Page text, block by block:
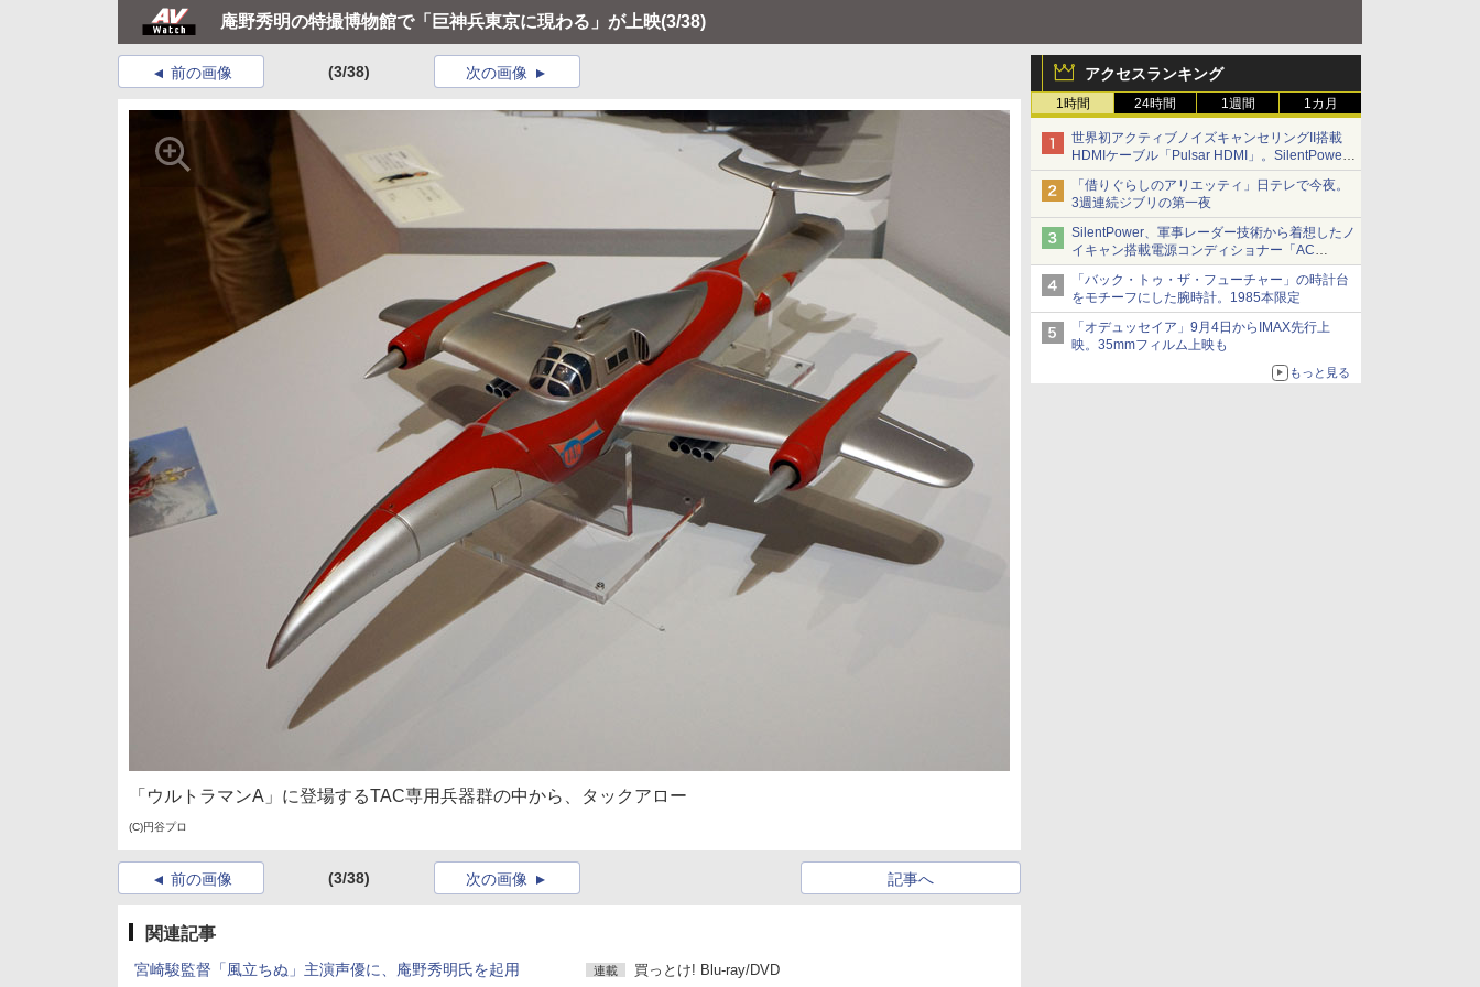
庵野秀明の特撮博物館で「巨神兵東京に現わる」が上映(3/38)
アクセスランキング
1時間 24時間 1週間 1カ月
世界初アクティブノイズキャンセリングII搭載
HDMIケーブル「Pulsar HDMI」。SilentPower
から
「借りぐらしのアリエッティ」日テレで今夜。
3週連続ジブリの第一夜
SilentPower、軍事レーダー技術から着想したノ
イキャン搭載電源コンディショナー「AC
iPurifier2」
「バック・トゥ・ザ・フューチャー」の時計台
をモチーフにした腕時計。1985本限定
「オデュッセイア」9月4日からIMAX先行上
映。35mmフィルム上映も
もっと見る
前の画像 (3/38) 次の画像
「ウルトラマンA」に登場するTAC専用兵器群の中から、タックアロー
(C)円谷プロ
前の画像 (3/38) 記事へ
次の画像
関連記事
宮崎駿監督「風立ちぬ」主演声優に、庵野秀明氏を起用 連載 買っとけ! Blu-ray/DVD